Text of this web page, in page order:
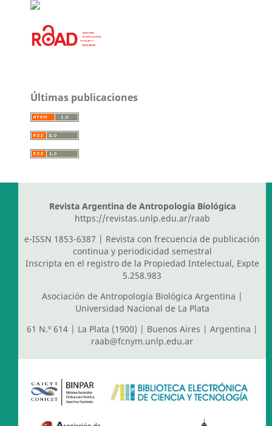
Últimas publicaciones
Revista Argentina de Antropología Biológica
https://revistas.unlp.edu.ar/raab
e-ISSN 1853-6387 | Revista con frecuencia de publicación
continua y periodicidad semestral
Inscripta en el registro de la Propiedad Intelectual, Expte
5.258.983
Asociación de Antropología Biológica Argentina |
Universidad Nacional de La Plata
61 N.º 614 | La Plata (1900) | Buenos Aires | Argentina |
raab@fcnym.unlp.edu.ar